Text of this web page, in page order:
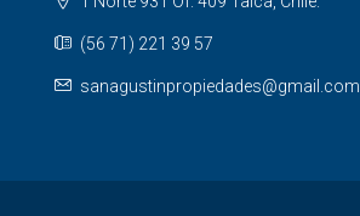
(56 71) 221 39 57
sanagustinpropiedades@gmail.com